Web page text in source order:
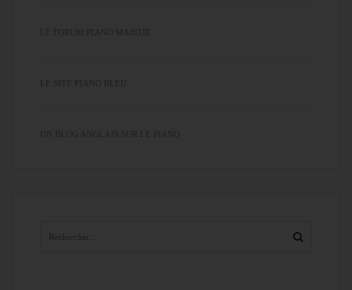
LE FORUM PIANO MAJEUR
LE SITE PIANO BLEU
UN BLOG ANGLAIS SUR LE PIANO